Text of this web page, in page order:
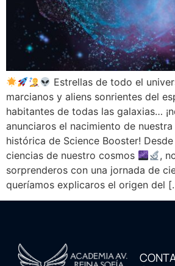
Estrellas de todo el
marcianos y aliens sonrientes del
habitantes de todas las galaxias…
anunciaros el nacimiento de
histórica de Science Booster!
ciencias de nuestro cosmos
,
sorprenderos con una jornada de
queríamos explicaros el origen del